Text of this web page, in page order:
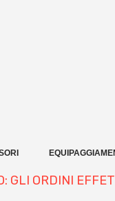
GLI ORDINI